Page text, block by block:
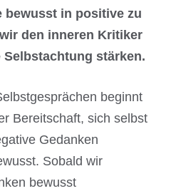
bewusst in positive zu
den inneren Kritiker
stärken.
beginnt
Bereitschaft, sich selbst
Gedanken
Sobald wir
bewusst